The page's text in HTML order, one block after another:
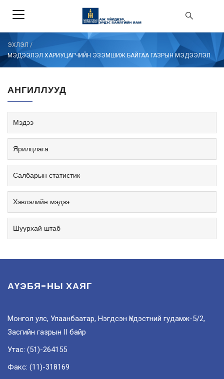
ЭХЛЭЛ /
МЭДЭЭЛЭЛ ХАРИУЦАГЧИЙН ЭЗЭМШИЖ БАЙГАА ГАЗРЫН МЭДЭЭЛЭЛ
АНГИЛЛУУД
Мэдээ
Ярилцлага
Салбарын статистик
Хэвлэлийн мэдээ
Шуурхай штаб
АҮЭБЯ-НЫ ХАЯГ
Монгол улс, Улаанбаатар, Нэгдсэн Үндэстний гудамж-5/2,
Засгийн газрын II байр
Утас: (51)-264155
Факс: (11)-318169